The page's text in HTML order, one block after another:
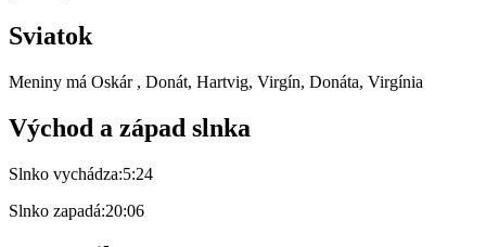
Sviatok
Meniny má Oskár , Donát, Hartvig, Virgín, Donáta, Virgínia
Východ a západ slnka
Slnko vychádza:5:24
Slnko zapadá:20:06